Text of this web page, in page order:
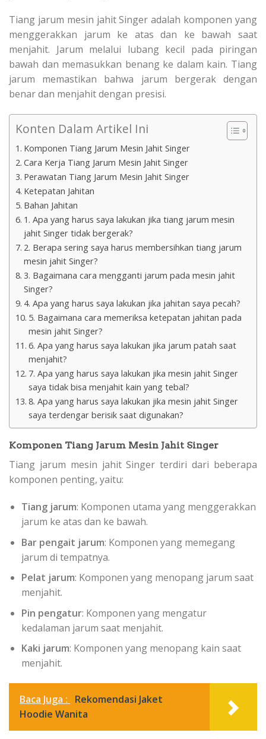
Tiang jarum mesin jahit Singer adalah komponen yang
menggerakkan jarum ke atas dan ke bawah saat
menjahit. Jarum melalui lubang kecil pada piringan
bawah dan memasukkan benang ke dalam kain. Tiang
jarum memastikan bahwa jarum bergerak dengan
benar dan menjahit dengan presisi.
Konten Dalam Artikel Ini
Komponen Tiang Jarum Mesin Jahit Singer
Cara Kerja Tiang Jarum Mesin Jahit Singer
Perawatan Tiang Jarum Mesin Jahit Singer
Ketepatan Jahitan
Bahan Jahitan
1. Apa yang harus saya lakukan jika tiang jarum mesin
jahit Singer tidak bergerak?
2. Berapa sering saya harus membersihkan tiang jarum
mesin jahit Singer?
3. Bagaimana cara mengganti jarum pada mesin jahit
Singer?
4. Apa yang harus saya lakukan jika jahitan saya pecah?
5. Bagaimana cara memeriksa ketepatan jahitan pada
mesin jahit Singer?
6. Apa yang harus saya lakukan jika jarum patah saat
menjahit?
7. Apa yang harus saya lakukan jika mesin jahit Singer
saya tidak bisa menjahit kain yang tebal?
8. Apa yang harus saya lakukan jika mesin jahit Singer
saya terdengar berisik saat digunakan?
Komponen Tiang Jarum Mesin Jahit Singer
Tiang jarum mesin jahit Singer terdiri dari beberapa
komponen penting, yaitu:
Tiang jarum: Komponen utama yang menggerakkan
jarum ke atas dan ke bawah.
Bar pengait jarum: Komponen yang memegang
jarum di tempatnya.
Pelat jarum: Komponen yang menopang jarum saat
menjahit.
Pin pengatur: Komponen yang mengatur
kedalaman jarum saat menjahit.
Kaki jarum: Komponen yang menopang kain saat
menjahit.
Baca Juga :
Rekomendasi Jaket
Hoodie Wanita